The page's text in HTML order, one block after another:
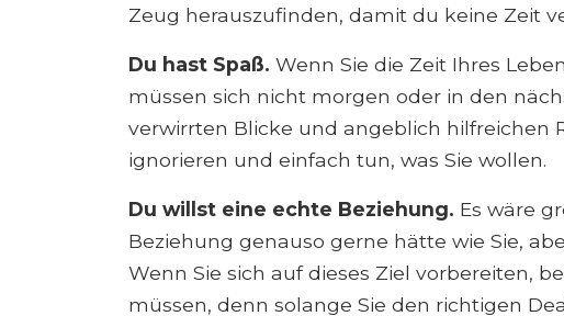
Zeug herauszufinden, damit du keine Zeit
Du hast Spaß. Wenn Sie die Zeit Ihres
müssen sich nicht morgen oder in den
verwirrten Blicke und angeblich hilfreichen
ignorieren und einfach tun, was Sie wollen.
Du willst eine echte Beziehung. Es wäre
Beziehung genauso gerne hätte wie Sie,
Wenn Sie sich auf dieses Ziel vorbereiten,
müssen, denn solange Sie den richtigen